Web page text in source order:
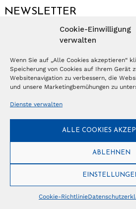
Cookie-Einwilligung
verwalten
Wenn Sie auf „Alle Cookies akzeptieren“
Speicherung von Cookies auf Ihrem Gerät
Websitenavigation zu verbessern, die
und unsere Marketingbemühungen zu
Dienste verwalten
ALLE COOKIES
ABLEHNEN
Cookie-Richtlinie
NEWSLETTER
© Copyright 2026 – Ferientrends //
Tourismus Lifestyle Verlag GmbH //
Datenschutzerklärung//